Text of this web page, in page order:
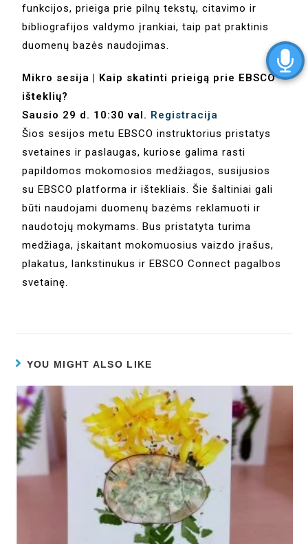
funkcijos, prieiga prie pilnų tekstų, citavimo ir
bibliografijos valdymo įrankiai, taip pat praktinis
duomenų bazės naudojimas.
Mikro sesija | Kaip skatinti prieigą prie EBSCO
išteklių?
Sausio 29 d. 10:30 val. Registracija
Šios sesijos metu EBSCO instruktorius pristatys
svetaines ir paslaugas, kuriose galima rasti
papildomos mokomosios medžiagos, susijusios
su EBSCO platforma ir ištekliais. Šie šaltiniai gali
būti naudojami duomenų bazėms reklamuoti ir
naudotojų mokymams. Bus pristatyta turima
medžiaga, įskaitant mokomuosius vaizdo įrašus,
plakatus, lankstinukus ir EBSCO Connect pagalbos
svetainę.
YOU MIGHT ALSO LIKE